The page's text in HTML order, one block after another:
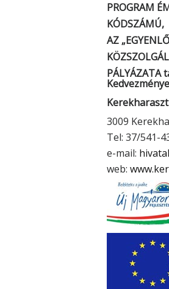
PROGRAM
KÓDSZÁMÚ,
AZ
PÁLYÁZATA
3009
Tel: 37/541-
e-mail:
web: